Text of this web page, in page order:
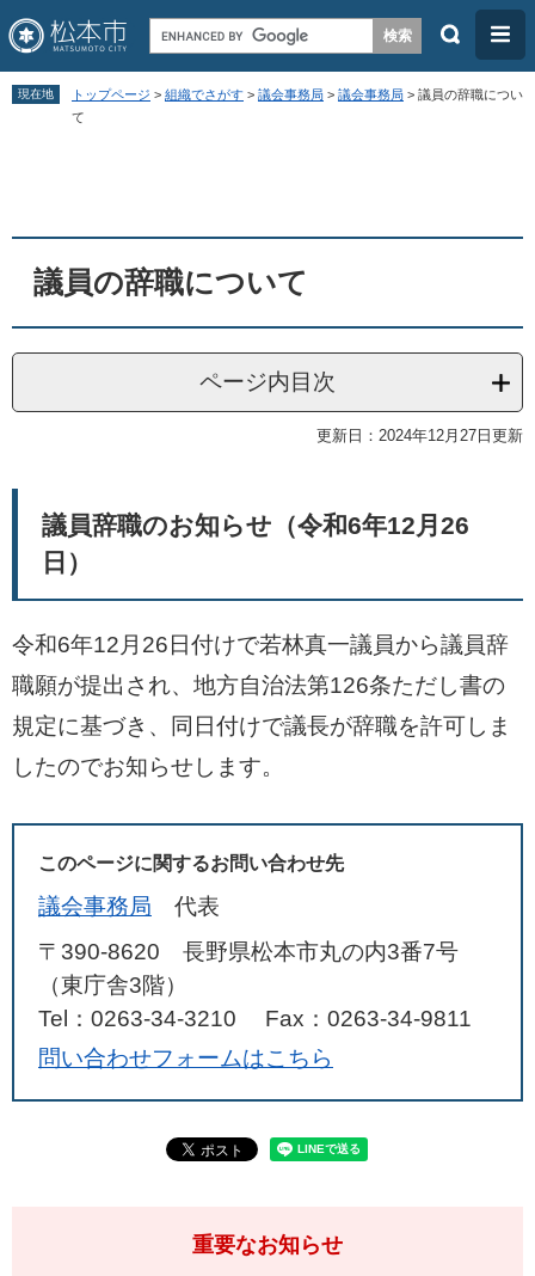
ペ
す
。
メ
し
て
検
メ
ニ
ュ
現在地 トップページ > 組織でさがす > 議会事務局 > 議会事務局 > 議員の辞職につい
て
議員の辞職について
ページ内目次
更新日：2024年12月27日更新
議員辞職のお知らせ（令和6年12月26
日）
令和6年12月26日付けで若林真一議員から議員辞
職願が提出され、地方自治法第126条ただし書の
規定に基づき、同日付けで議長が辞職を許可しま
したのでお知らせします。
このページに関するお問い合わせ先
議会事務局
代表
〒390-8620 長野県松本市丸の内3番7号
（東庁舎3階）
Tel：0263-34-3210
Fax：0263-34-9811
問い合わせフォームはこちら
重要なお知らせ